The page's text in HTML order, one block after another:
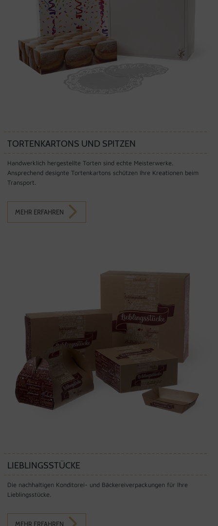
TORTENKARTONS UND SPITZEN
Handwerklich hergestellte Torten sind echte Meisterwerke.
Ansprechend designte Tortenkartons schützen Ihre Kreationen beim
Transport.
MEHR ERFAHREN
LIEBLINGSSTÜCKE
Die nachhaltigen Konditorei- und Bäckereiverpackungen für Ihre
Lieblingsstücke.
MEHR ERFAHREN